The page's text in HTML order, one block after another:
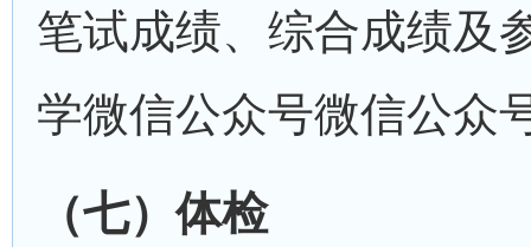
笔试成绩、综合成绩及
学微信公众号微信公众
（七）体检